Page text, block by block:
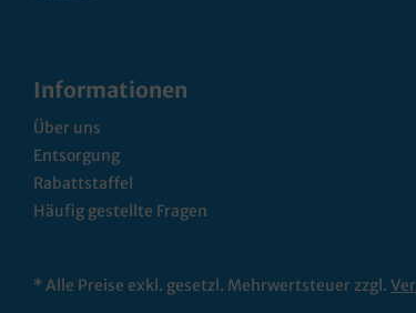
Informationen
Über uns
Entsorgung
Rabattstaffel
Häufig gestellte Fragen
* Alle Preise exkl. gesetzl. Mehrwertsteuer zzgl.